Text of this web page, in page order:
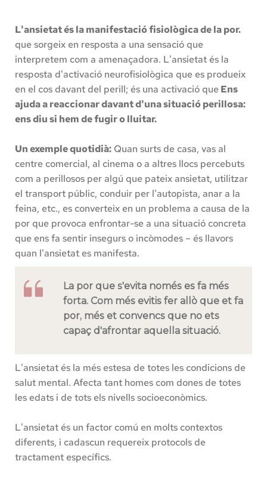
L'ansietat és la manifestació fisiològica de la por.
que sorgeix en resposta a una sensació que
interpretem com a amenaçadora. L'ansietat és la
resposta d'activació neurofisiològica que es produeix
en el cos davant del perill; és una activació que Ens
ajuda a reaccionar davant d'una situació perillosa:
ens diu si hem de fugir o lluitar.
Un exemple quotidià: Quan surts de casa, vas al
centre comercial, al cinema o a altres llocs percebuts
com a perillosos per algú que pateix ansietat, utilitzar
el transport públic, conduir per l'autopista, anar a la
feina, etc., es converteix en un problema a causa de la
por que provoca enfrontar-se a una situació concreta
que ens fa sentir insegurs o incòmodes – és llavors
quan l'ansietat es manifesta.
La por que s'evita només es fa més
forta. Com més evitis fer allò que et fa
por, més et convencs que no ets
capaç d'afrontar aquella situació.
L'ansietat és la més estesa de totes les condicions de
salut mental. Afecta tant homes com dones de totes
les edats i de tots els nivells socioeconòmics.
L'ansietat és un factor comú en molts contextos
diferents, i cadascun requereix protocols de
tractament específics.